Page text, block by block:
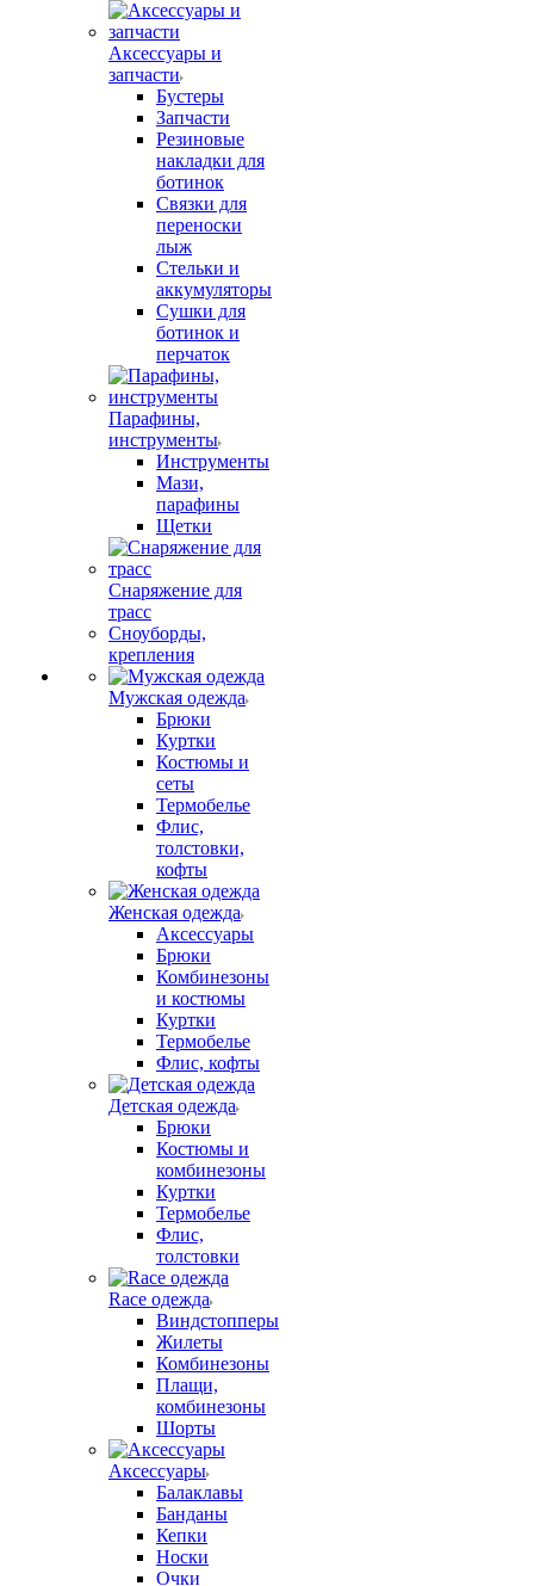
Аксессуары и
запчасти
Бустеры
Запчасти
Резиновые
накладки для
ботинок
Связки для
переноски
лыж
Стельки и
аккумуляторы
Сушки для
ботинок и
перчаток
Парафины,
инструменты
Инструменты
Мази,
парафины
Щетки
Снаряжение для
трасс
Сноуборды,
крепления
Мужская одежда
Брюки
Куртки
Костюмы и
сеты
Термобелье
Флис,
толстовки,
кофты
Женская одежда
Аксессуары
Брюки
Комбинезоны
и костюмы
Куртки
Термобелье
Флис, кофты
Детская одежда
Брюки
Костюмы и
комбинезоны
Куртки
Термобелье
Флис,
толстовки
Race одежда
Виндстопперы
Жилеты
Комбинезоны
Плащи,
комбинезоны
Шорты
Аксессуары
Балаклавы
Банданы
Кепки
Носки
Очки